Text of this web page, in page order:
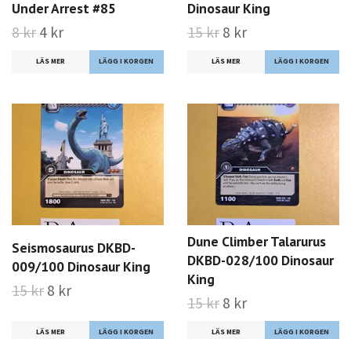
Under Arrest #85
8 kr 4 kr
LÄS MER
Dinosaur King
15 kr 8 kr
LÄS MER
Seismosaurus DKBD-
009/100 Dinosaur King
15 kr 8 kr
LÄS MER
Dune Climber Talarurus
DKBD-028/100 Dinosaur
King
15 kr 8 kr
LÄS MER